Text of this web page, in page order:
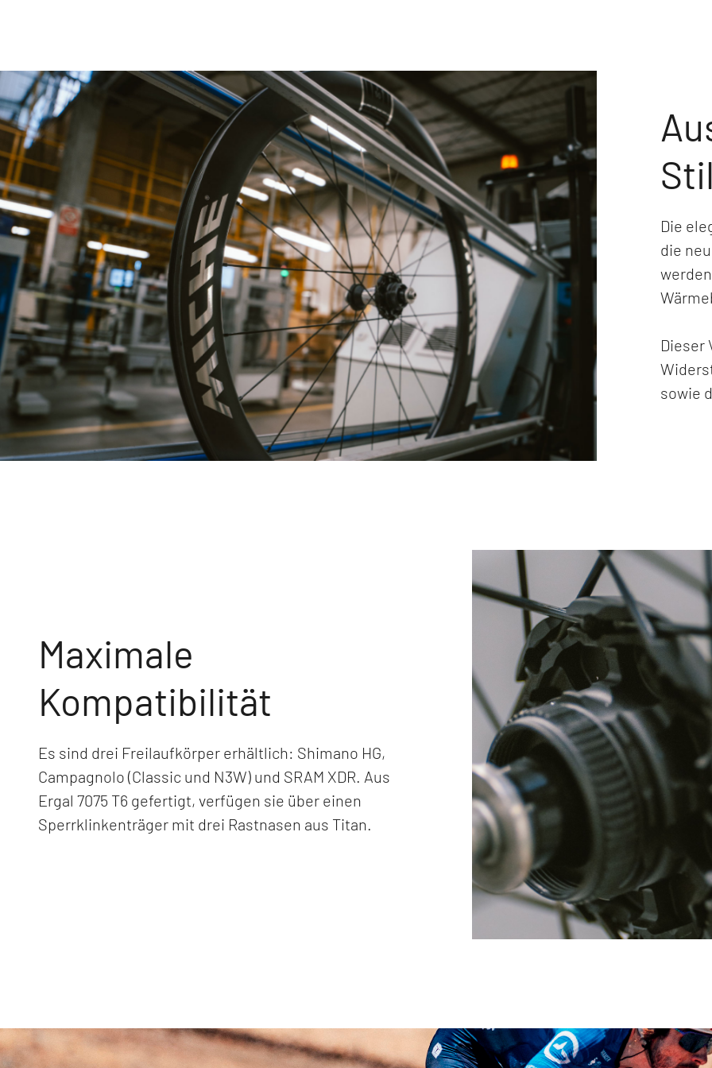
Innovation, die gemeinsam mit dem
Aero Blade auf Basis von
Windkanaldaten entwickelt wurde.
Kleos RD 50: entwickelt und
hergestellt im Miche-Werk in San
Vendemiamo. Mit Stolz Made in Italy.
Die
die
Dieser
sowie
Maximale
Kompatibilität
Es sind drei Freilaufkörper erhältlich: Shimano HG,
Campagnolo (Classic und N3W) und SRAM XDR. Aus
Ergal 7075 T6 gefertigt, verfügen sie über einen
Sperrklinkenträger mit drei Rastnasen aus Titan.